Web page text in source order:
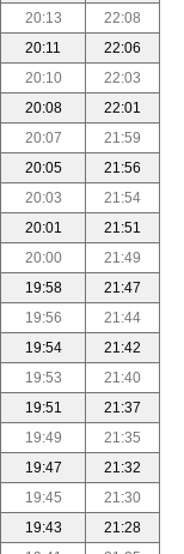
20:13
22:08
20:11
22:06
20:10
22:03
20:08
22:01
20:07
21:59
20:05
21:56
20:03
21:54
20:01
21:51
20:00
21:49
19:58
21:47
19:56
21:44
19:54
21:42
19:53
21:40
19:51
21:37
19:49
21:35
19:47
21:32
19:45
21:30
19:43
21:28